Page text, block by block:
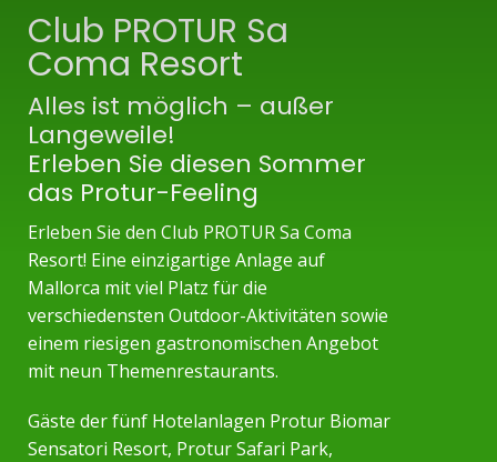
Club PROTUR Sa
Coma Resort
Alles ist möglich – außer
Langeweile!
Erleben Sie diesen Sommer
das Protur-Feeling
Erleben Sie den Club PROTUR Sa Coma
Resort! Eine einzigartige Anlage auf
Mallorca mit viel Platz für die
verschiedensten Outdoor-Aktivitäten sowie
einem riesigen gastronomischen Angebot
mit neun Themenrestaurants.
Gäste der fünf Hotelanlagen Protur Biomar
Sensatori Resort, Protur Safari Park,